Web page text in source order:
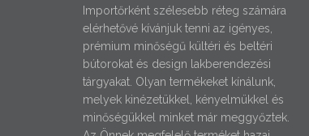
Importőrként szélesebb réteg számára
elérhetővé kívánjuk tenni az igényes,
prémium minőségű kültéri és beltéri
bútorokat és design lakberendezési
tárgyakat. Olyan termékeket kínálunk,
melyek kinézetükkel, kényelmükkel és
minőségükkel minket már meggyőztek.